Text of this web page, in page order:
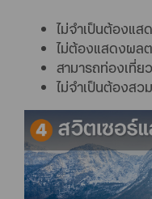
ไม่จำเป็นต้องแส
ไม่ต้องแสดงผลต
สามารถท่องเที่
ไม่จำเป็นต้องสว